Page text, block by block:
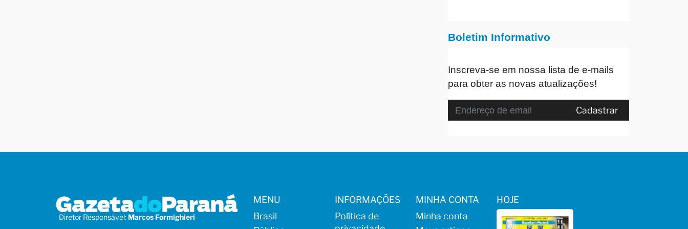
Boletim Informativo
Inscreva-se em nossa lista de e-mails
para obter as novas atualizações!
Cadastrar
Diretor Responsável: Marcos Formighieri
MENU
Brasil
INFORMAÇÕES
Política de
MINHA CONTA
Minha conta
HOJE